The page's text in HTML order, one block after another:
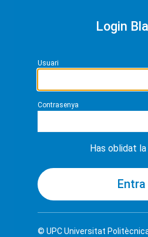
Login
Usuari
Contrasenya
Has oblidat
© UPCUniversitat